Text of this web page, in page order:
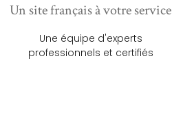
Un site français à votre service
Une équipe d'experts
professionnels et certifiés